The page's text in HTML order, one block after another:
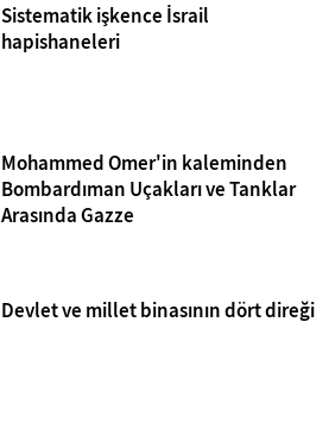
Sistematik işkence İsrail
hapishaneleri
Mohammed Omer'in kaleminden
Bombardıman Uçakları ve Tanklar
Arasında Gazze
Devlet ve millet binasının dört direği